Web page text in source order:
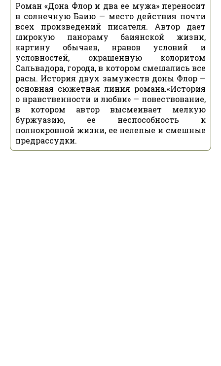
Роман «Дона Флор и два ее мужа» переносит
в солнечную Баию — место действия почти
всех произведений писателя. Автор дает
широкую панораму баиянской жизни,
картину обычаев, нравов условий и
условностей, окрашенную колоритом
Сальвадора, города, в котором смешались все
расы. История двух замужеств доны Флор —
основная сюжетная линия романа.«История
о нравственности и любви» — повествование,
в котором автор высмеивает мелкую
буржуазию, ее неспособность к
полнокровной жизни, ее нелепые и смешные
предрассудки.